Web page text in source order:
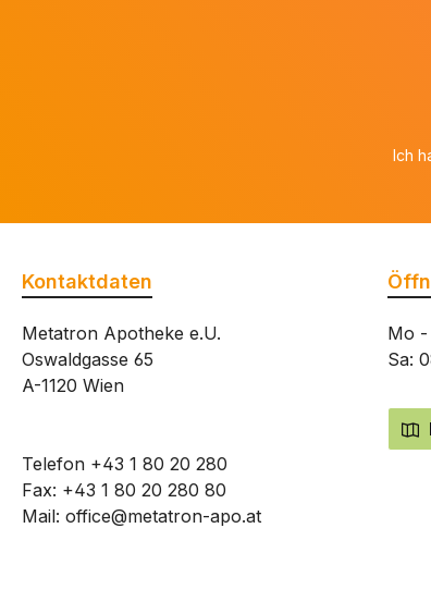
Ich
Kontaktdaten
Metatron Apotheke e.U.
Oswaldgasse 65
A-1120 Wien
Telefon +43 1 80 20 280
Fax: +43 1 80 20 280 80
Mail: office@metatron-apo.at
Mo
Sa: